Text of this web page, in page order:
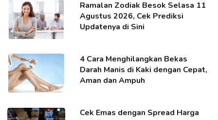
Ramalan Zodiak Besok Selasa 11
Agustus 2026, Cek Prediksi
Updatenya di Sini
4 Cara Menghilangkan Bekas
Darah Manis di Kaki dengan Cepat,
Aman dan Ampuh
Cek Emas dengan Spread Harga